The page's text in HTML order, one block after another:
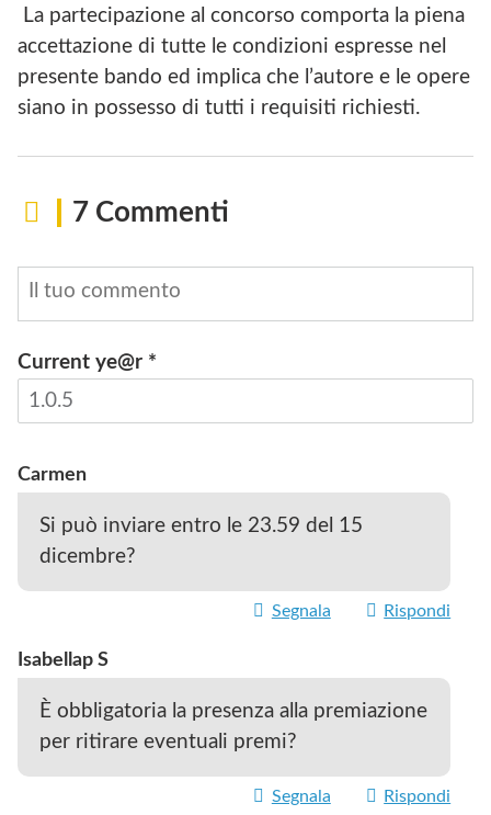
La partecipazione al concorso comporta la piena
accettazione di tutte le condizioni espresse nel
presente bando ed implica che l’autore e le opere
siano in possesso di tutti i requisiti richiesti.
7 Commenti
Current ye@r *
Carmen
Si può inviare entro le 23.59 del 15
dicembre?
Segnala Rispondi
Isabellap S
È obbligatoria la presenza alla premiazione
per ritirare eventuali premi?
Segnala Rispondi